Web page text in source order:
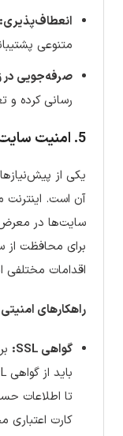
انعطاف‌پذیری:
متنوعی
صرفه‌جویی در
رسانی کرده و
5. امنیت سایت
یکی از
آن است.
سایت‌ها در معرض
برای محافظت از
اقدامات مختلفی
راهکارهای
گواهی SSL:
تا اطلاعات
کارت